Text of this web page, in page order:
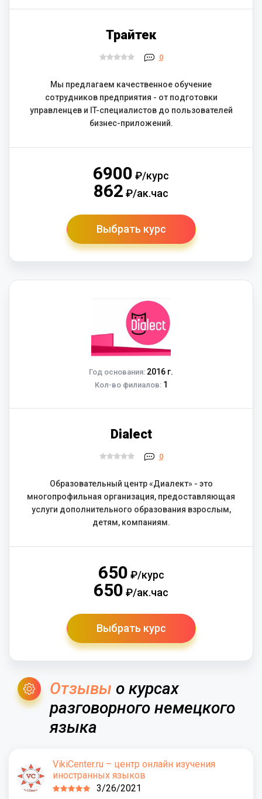
Трайтек
0
Мы предлагаем качественное обучение
сотрудников предприятия - от подготовки
управленцев и IT-специалистов до пользователей
бизнес-приложений.
6900 ₽/курс
862 ₽/ак.час
Выбрать курс
Год основания: 2016 г.
Кол-во филиалов:1
Dialect
0
Образовательный центр «Диалект» - это
многопрофильная организация, предоставляющая
услуги дополнительного образования взрослым,
детям, компаниям.
650 ₽/курс
650 ₽/ак.час
Выбрать курс
Отзывы о курсах
разговорного немецкого
языка
VikiCenter.ru – центр онлайн изучения
иностранных языков
3/26/2021